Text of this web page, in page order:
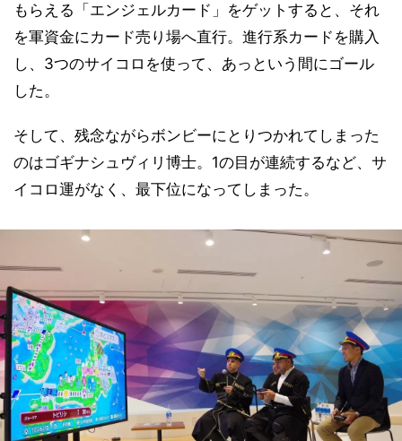
もらえる「エンジェルカード」をゲットすると、それ
を軍資金にカード売り場へ直行。進行系カードを購入
し、3つのサイコロを使って、あっという間にゴール
した。
そして、残念ながらボンビーにとりつかれてしまった
のはゴギナシュヴィリ博士。1の目が連続するなど、サ
イコロ運がなく、最下位になってしまった。